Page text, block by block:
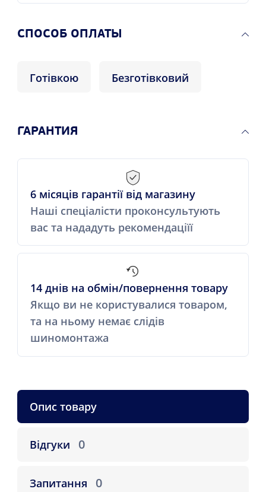
CПОСОБ ОПЛАТЫ
Готівкою Безготівковий
ГАРАНТИЯ
6 місяців гарантії від магазину
Наші спеціалісти проконсультують
вас та нададуть рекомендаціїї
14 днів на обмін/повернення товару
Якщо ви не користувалися товаром,
та на ньому немає слідів
шиномонтажа
Опис товару
Відгуки 0
Запитання 0